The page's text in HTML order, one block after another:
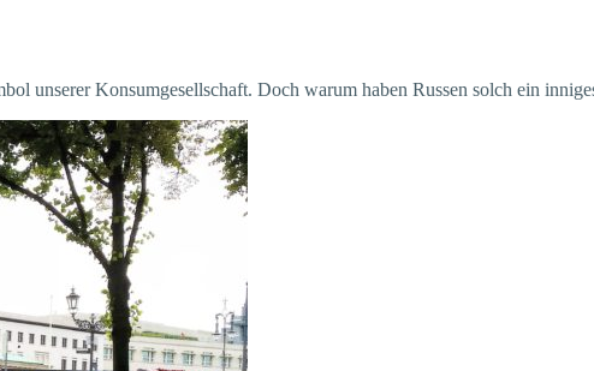
unserer Konsumgesellschaft. Doch warum haben Russen solch ein